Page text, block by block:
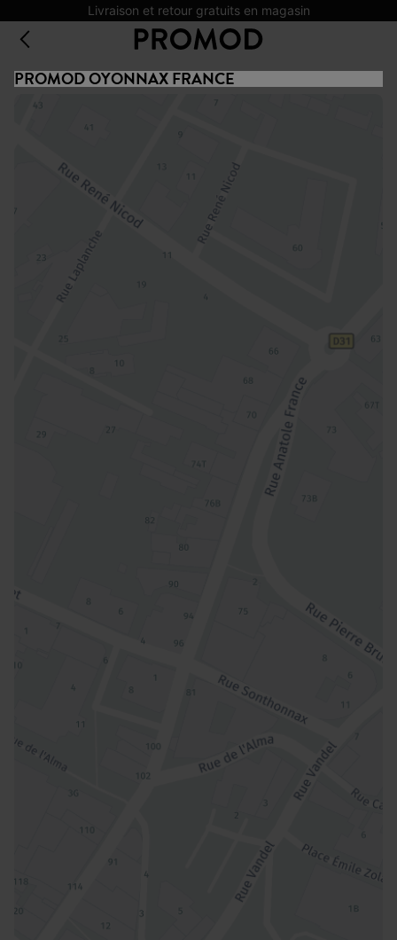
Livraison et retour gratuits en magasin
PROMOD OYONNAX FRANCE